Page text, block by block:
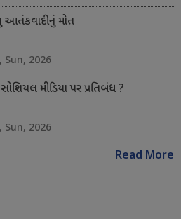
આતંકવાદીનું મોત
Sun, 2026
મીડિયા પર પ્રતિબંધ ?
Sun, 2026
Read More